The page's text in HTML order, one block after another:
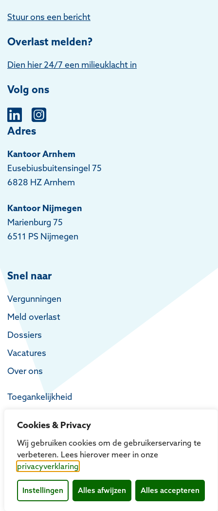
Cookies & Privacy
Wij gebruiken cookies om de gebruikerservaring te
verbeteren. Lees hierover meer in onze
privacyverklaring
Instellingen Alles afwijzen Alles accepteren
Stuur ons een bericht
Overlast melden?
Dien hier 24/7 een milieuklacht in
Volg ons
Adres
Kantoor Arnhem
Eusebiusbuitensingel 75
6828 HZ Arnhem
Kantoor Nijmegen
Marienburg 75
6511 PS Nijmegen
Snel naar
Vergunningen
Meld overlast
Dossiers
Vacatures
Over ons
Toegankelijkheid